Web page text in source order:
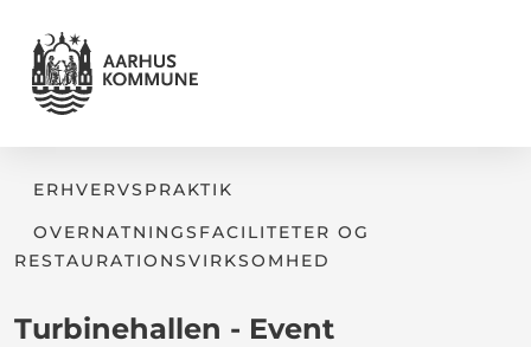
ERHVERVSPRAKTIK
OVERNATNINGSFACILITETER OG
RESTAURATIONSVIRKSOMHED
Turbinehallen - Event